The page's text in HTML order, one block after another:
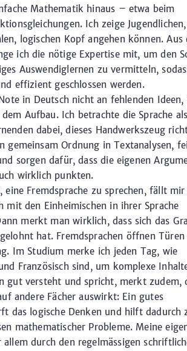
Mathematik hinaus – etwa beim
Ich zeige
logischen Kopf angehen können. Aus
ich die nötige Expertise mit, um den
Auswendiglernen zu vermitteln,
effizient geschlossen werden.
in Deutsch nicht an fehlenden Ideen,
Aufbau. Ich betrachte die Sprache
dabei, dieses Handwerkszeug
gemeinsam Ordnung in Textanalysen,
sorgen dafür, dass die eigenen
wirklich punkten.
eine Fremdsprache zu sprechen, fällt
mit den Einheimischen in ihrer Sprache
merkt man wirklich, dass sich das
hat. Fremdsprachen öffnen
Im Studium merke ich jeden Tag, wie
Französisch sind, um komplexe
gut versteht und spricht, merkt zudem,
andere Fächer auswirkt: Ein gutes
das logische Denken und hilft dadurch
mathematischer Probleme. Meine
durch den regelmässigen